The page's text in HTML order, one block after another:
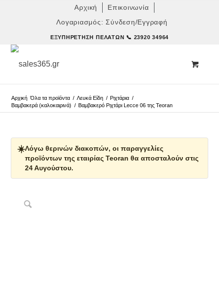
Αρχική
Επικοινωνία
Λογαριασμός: Σύνδεση/Εγγραφή
ΕΞΥΠΗΡΈΤΗΣΗ ΠΕΛΑΤΏΝ 📞 23920 34964
Αρχική Όλα τα προϊόντα / Λευκά Είδη / Ριχτάρια /
Βαμβακερά (καλοκαιρινά)
/ Βαμβακερό Ριχτάρι Lecce 06 της Teoran
☀️Λόγω θερινών διακοπών, οι παραγγελίες
προϊόντων της εταιρίας Teoran θα αποσταλούν στις
24 Αυγούστου.